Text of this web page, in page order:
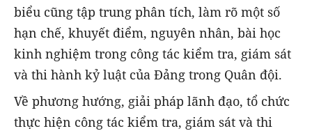
biểu cũng tập trung phân tích, làm rõ một số
hạn chế, khuyết điểm, nguyên nhân, bài học
kinh nghiệm trong công tác kiểm tra, giám sát
và thi hành kỷ luật của Đảng trong Quân đội.
Về phương hướng, giải pháp lãnh đạo, tổ chức
thực hiện công tác kiểm tra, giám sát và thi